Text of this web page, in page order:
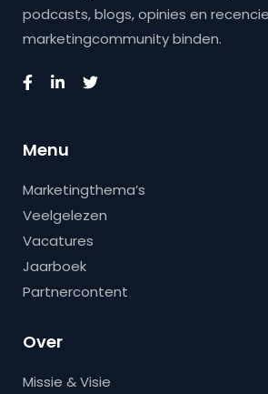
podcasts, blogs, opinies en
marketingcommunity binden.
Menu
Marketingthema’s
Veelgelezen
Vacatures
Jaarboek
Partnercontent
Over
Missie & Visie